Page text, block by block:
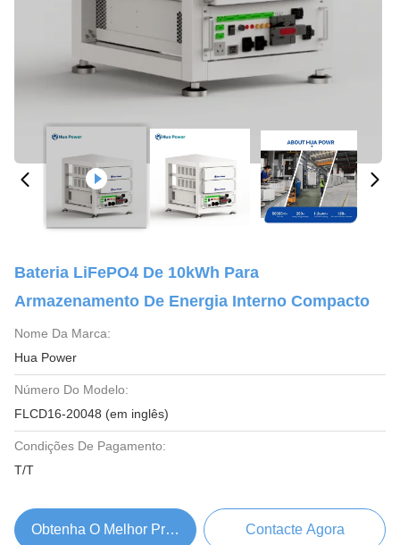
Bateria LiFePO4 De 10kWh Para
Armazenamento De Energia Interno Compacto
Nome Da Marca:
Hua Power
Número Do Modelo:
FLCD16-20048 (em inglês)
Condições De Pagamento:
T/T
Obtenha O Melhor Preço Contacte Agora